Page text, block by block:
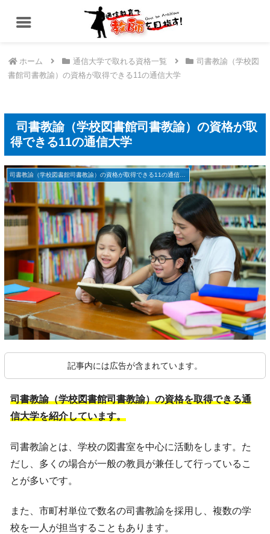
ホーム 通信大学で取れる資格一覧
司書教諭（学校図
書館司書教諭）の資格が取得できる11の通信大学
司書教諭（学校図書館司書教諭）の資格が取
得できる11の通信大学
記事内には広告が含まれています。
司書教諭（学校図書館司書教諭）の資格を取得できる通
信大学を紹介しています。
司書教諭とは、学校の図書室を中心に活動をします。た
だし、多くの場合が一般の教員が兼任して行っているこ
とが多いです。
また、市町村単位で数名の司書教諭を採用し、複数の学
校を一人が担当することもあります。